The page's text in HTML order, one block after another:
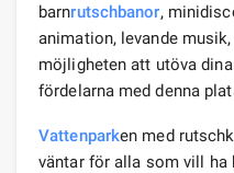
barnrutschbanor,
animation, levande
möjligheten att utöva
fördelarna med denna
Vattenparken med
väntar för alla som vill